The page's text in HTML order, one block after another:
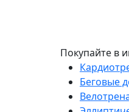
Покупайте в
Беговые